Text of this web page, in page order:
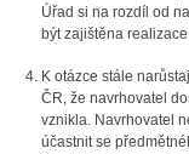
Úřad si na rozdíl od
být zajištěna
K otázce stále
ČR, že navrhovatel
vznikla. Navrhovatel
účastnit se